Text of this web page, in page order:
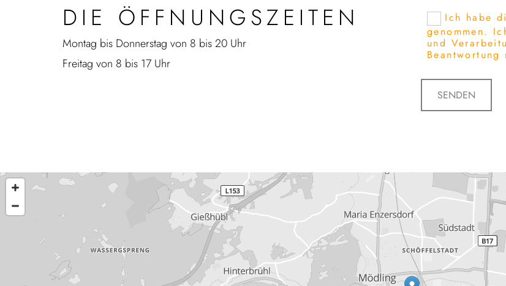
DIE ÖFFNUNGSZEITEN
Montag bis Donnerstag von 8 bis 20 Uhr
Freitag von 8 bis 17 Uhr
Ich habe
genommen.
und